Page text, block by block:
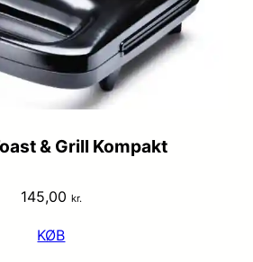
& Grill Kompakt
145,00 kr.
KØB